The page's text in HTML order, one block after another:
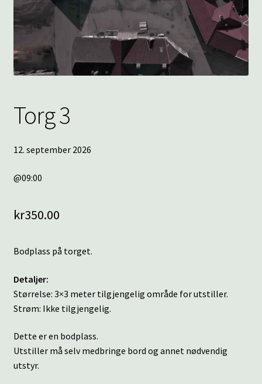
KONTAKT
SPØRSMÅL OG SVAR
HANDLEKURV
Min konto
Torg 3
12. september 2026
@09:00
kr350.00
Bodplass på torget.
Detaljer:
Størrelse: 3×3 meter tilgjengelig område for utstiller.
Strøm: Ikke tilgjengelig.
Dette er en bodplass.
Utstiller må selv medbringe bord og annet nødvendig
utstyr.